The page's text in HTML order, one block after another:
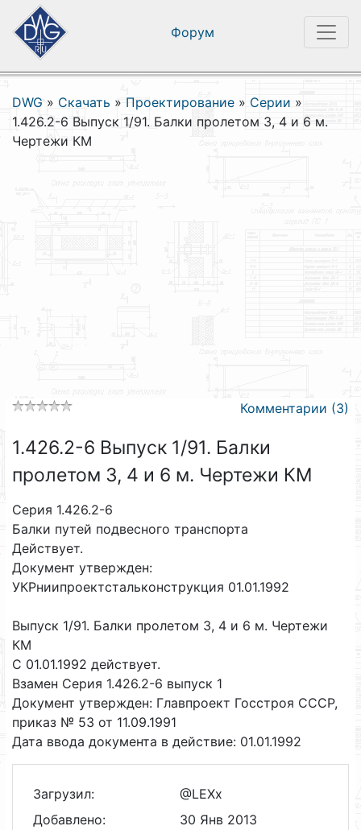
Форум
DWG » Скачать » Проектирование » Серии »
1.426.2-6 Выпуск 1/91. Балки пролетом 3, 4 и 6 м.
Чертежи КМ
Комментарии (3)
1.426.2-6 Выпуск 1/91. Балки
пролетом 3, 4 и 6 м. Чертежи КМ
Серия 1.426.2-6
Балки путей подвесного транспорта
Действует.
Документ утвержден:
УКРниипроектстальконструкция 01.01.1992
Выпуск 1/91. Балки пролетом 3, 4 и 6 м. Чертежи
КМ
C 01.01.1992 действует.
Взамен Серия 1.426.2-6 выпуск 1
Документ утвержден: Главпроект Госстроя СССР,
приказ № 53 от 11.09.1991
Дата ввода документа в действие: 01.01.1992
Загрузил:
@LEXx
Добавлено:
30 Янв 2013